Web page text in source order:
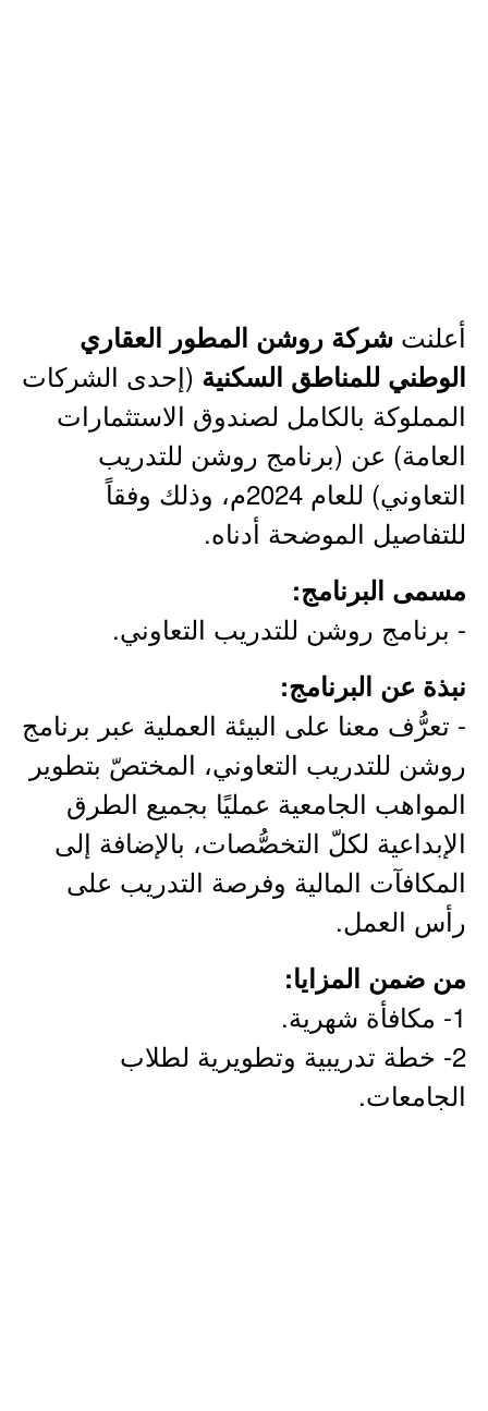
أعلنت شركة روشن المطور العقاري
الوطني للمناطق السكنية (إحدى الشركات
المملوكة بالكامل لصندوق الاستثمارات
العامة) عن (برنامج روشن للتدريب
التعاوني) للعام 2024م، وذلك وفقاً
للتفاصيل الموضحة أدناه.
مسمى البرنامج:
- برنامج روشن للتدريب التعاوني.
نبذة عن البرنامج:
- تعرُّف معنا على البيئة العملية عبر برنامج
روشن للتدريب التعاوني، المختصّ بتطوير
المواهب الجامعية عمليًا بجميع الطرق
الإبداعية لكلّ التخصُّصات، بالإضافة إلى
المكافآت المالية وفرصة التدريب على
رأس العمل.
من ضمن المزايا:
1- مكافأة شهرية.
2- خطة تدريبية وتطويرية لطلاب
الجامعات.